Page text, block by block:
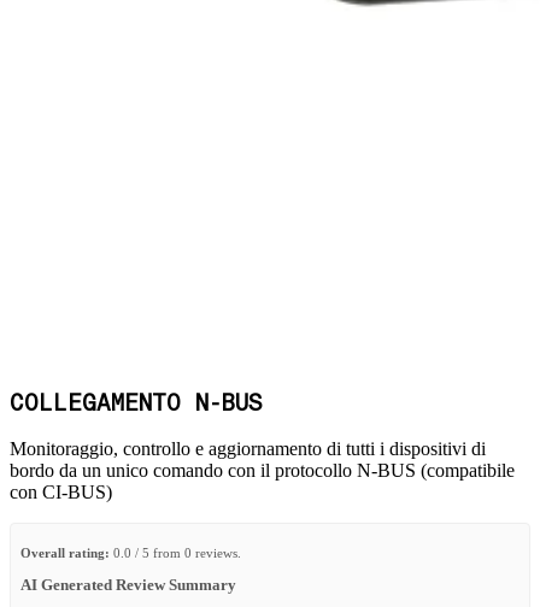
COLLEGAMENTO N-BUS
Monitoraggio, controllo e aggiornamento di tutti i dispositivi di
bordo da un unico comando con il protocollo N-BUS (compatibile
con CI-BUS)
Overall rating: 0.0 / 5 from 0 reviews.
AI Generated Review Summary